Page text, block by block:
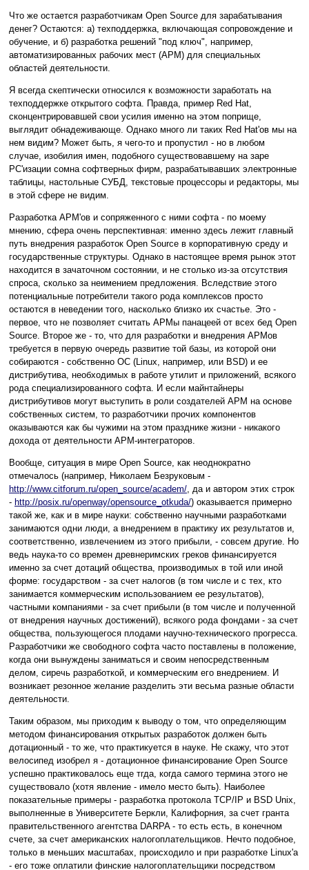
Что же остается разработчикам Open Source для зарабатывания
денег? Остаются: а) техподдержка, включающая сопровождение и
обучение, и б) разработка решений "под ключ", например,
автоматизированных рабочих мест (АРМ) для специальных
областей деятельности.
Я всегда скептически относился к возможности заработать на
техподдержке открытого софта. Правда, пример Red Hat,
сконцентрировавшей свои усилия именно на этом поприще,
выглядит обнадеживающе. Однако много ли таких Red Hat'ов мы на
нем видим? Может быть, я чего-то и пропустил - но в любом
случае, изобилия имен, подобного существовавшему на заре
PC'изации сомна софтверных фирм, разрабатывавших электронные
таблицы, настольные СУБД, текстовые процессоры и редакторы, мы
в этой сфере не видим.
Разработка АРМ'ов и сопряженного с ними софта - по моему
мнению, сфера очень перспективная: именно здесь лежит главный
путь внедрения разработок Open Source в корпоративную среду и
государственные структуры. Однако в настоящее время рынок этот
находится в зачаточном состоянии, и не столько из-за отсутствия
спроса, сколько за неимением предложения. Вследствие этого
потенциальные потребители такого рода комплексов просто
остаются в неведении того, насколько близко их счастье. Это -
первое, что не позволяет считать АРМы панацеей от всех бед Open
Source. Второе же - то, что для разработки и внедрения АРМов
требуется в первую очередь развитие той базы, из которой они
собираются - собственно ОС (Linux, например, или BSD) и ее
дистрибутива, необходимых в работе утилит и приложений, всякого
рода специализированного софта. И если майнтайнеры
дистрибутивов могут выступить в роли создателей АРМ на основе
собственных систем, то разработчики прочих компонентов
оказываются как бы чужими на этом празднике жизни - никакого
дохода от деятельности АРМ-интеграторов.
Вообще, ситуация в мире Open Source, как неоднократно
отмечалось (например, Николаем Безруковым -
http://www.citforum.ru/open_source/academ/, да и автором этих строк
- http://posix.ru/openway/opensource_otkuda/) оказывается примерно
такой же, как и в мире науки: собственно научными разработками
занимаются одни люди, а внедрением в практику их результатов и,
соответственно, извлечением из этого прибыли, - совсем другие. Но
ведь наука-то со времен древнеримских греков финансируется
именно за счет дотаций общества, производимых в той или иной
форме: государством - за счет налогов (в том числе и с тех, кто
занимается коммерческим использованием ее результатов),
частными компаниями - за счет прибыли (в том числе и полученной
от внедрения научных достижений), всякого рода фондами - за счет
общества, пользующегося плодами научно-технического прогресса.
Разработчики же свободного софта часто поставлены в положение,
когда они вынуждены заниматься и своим непосредственным
делом, сиречь разработкой, и коммерческим его внедрением. И
возникает резонное желание разделить эти весьма разные области
деятельности.
Таким образом, мы приходим к выводу о том, что определяющим
методом финансирования открытых разработок должен быть
дотационный - то же, что практикуется в науке. Не скажу, что этот
велосипед изобрел я - дотационное финансирование Open Source
успешно практиковалось еще тгда, когда самого термина этого не
существовало (хотя явление - имело место быть). Наиболее
показательные примеры - разработка протокола TCP/IP и BSD Unix,
выполненные в Университете Беркли, Калифорния, за счет гранта
правительственного агентства DARPA - то есть есть, в конечном
счете, за счет американских налогоплательщиков. Нечто подобное,
только в меньших масштабах, происходило и при разработке Linux'а
- его тоже оплатили финские налогоплательщики посредством